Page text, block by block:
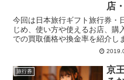
店
今回は日本旅行ギフト旅行券・
じめ、使い方や使えるお店、
での買取価格や換金率を紹介し
券は、以前は額面が1,000円、
トカードタイプも販売されてい
に有効期限の設定はありません
旅行券
京